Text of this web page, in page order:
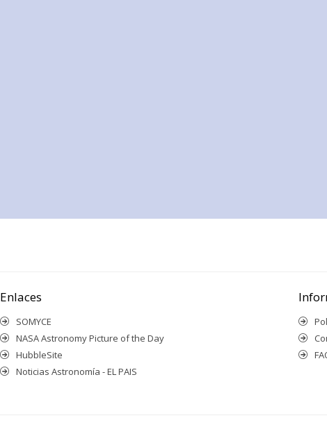
Enlaces
SOMYCE
NASA Astronomy Picture of the Day
HubbleSite
Noticias Astronomía - EL PAIS